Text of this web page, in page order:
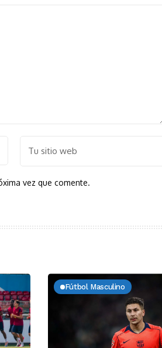
vez que comente.
Fútbol Masculino